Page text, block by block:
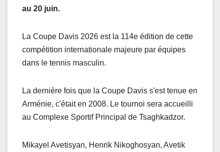
au 20 juin.
La Coupe Davis 2026 est la 114e édition de cette
compétition internationale majeure par équipes
dans le tennis masculin.
La dernière fois que la Coupe Davis s'est tenue en
Arménie, c'était en 2008. Le tournoi sera accueilli
au Complexe Sportif Principal de Tsaghkadzor.
Mikayel Avetisyan, Henrik Nikoghosyan, Avetik